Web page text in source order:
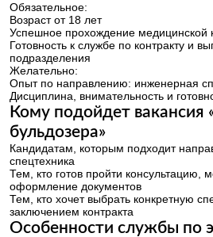
Обязательное:
Возраст от 18 лет
Успешное прохождение медицинской
Готовность к службе по контракту и
подразделения
Желательно:
Опыт по направлению: инженерная
Дисциплина, внимательность и
Кому подойдет
бульдозера»
Кандидатам, которым подходит
спецтехника
Тем, кто готов пройти консультацию,
оформление документов
Тем, кто хочет выбрать конкретную
заключением контракта
Особенности службы по